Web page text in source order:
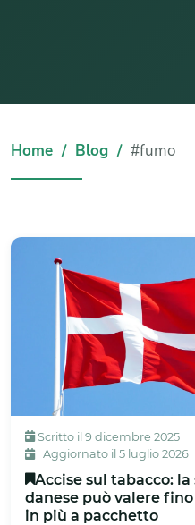
Home Blog #fumo
Scritto il 9 dicembre 2025
Aggiornato il 5 luglio 2026
Accise sul tabacco:
danese può valere fino
in più a pacchetto